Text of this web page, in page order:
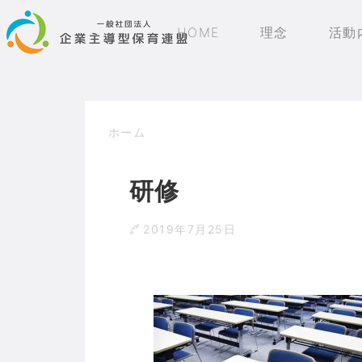
HOME 理念 活動
ホーム
研修
2019年7月25日